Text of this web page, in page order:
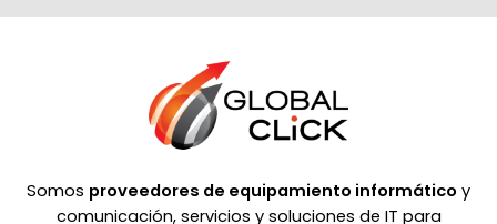
Somos proveedores de equipamiento informático y
comunicación, servicios y soluciones de IT para